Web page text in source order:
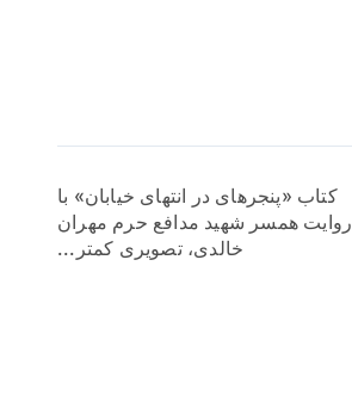
کتاب «پنجرهای در انتهای خیابان» با
روایت همسر شهید مدافع حرم مهران
خالدی، تصویری کمتر...